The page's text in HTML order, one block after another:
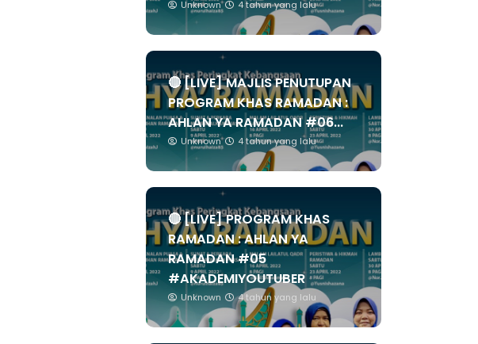
Unknown 4 tahun yang lalu
🔴 [LIVE] MAJLIS PENUTUPAN
PROGRAM KHAS RAMADAN :
AHLAN YA RAMADAN #06...
Unknown 4 tahun yang lalu
🔴 [LIVE] PROGRAM KHAS
RAMADAN : AHLAN YA
RAMADAN #05
#AKADEMIYOUTUBER
Unknown 4 tahun yang lalu